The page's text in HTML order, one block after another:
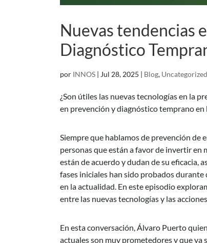
Nuevas tendencias
Diagnóstico
por INNOS | Jul 28, 2025 | Blog, Uncategorized
¿Son útiles las nuevas tecnologías en la
en prevención y diagnóstico temprano en
Siempre que hablamos de prevención de
personas que están a favor de invertir en
están de acuerdo y dudan de su eficacia,
fases iniciales han sido probados durante
en la actualidad. En este episodio
entre las nuevas tecnologías y las
En esta conversación, Álvaro Puerto
actuales son muy prometedores y que ya